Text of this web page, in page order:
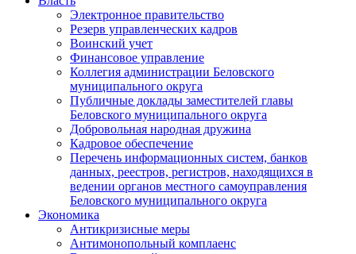
Электронное правительство
Резерв управленческих кадров
Воинский учет
Финансовое управление
Коллегия администрации Беловского
муниципального округа
Публичные доклады заместителей главы
Беловского муниципального округа
Добровольная народная дружина
Кадровое обеспечение
Перечень информационных систем, банков
данных, реестров, регистров, находящихся в
ведении органов местного самоуправления
Беловского муниципального округа
Экономика
Антикризисные меры
Антимонопольный комплаенс